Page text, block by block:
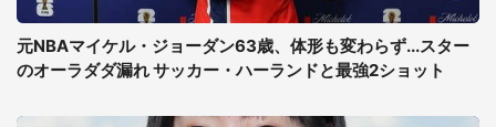
元NBAマイケル・ジョーダン63歳、体形も変わらず...スター
のオーラダダ漏れ サッカー・ハーランドと最強2ショット